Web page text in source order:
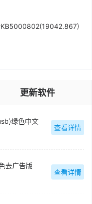
KB5000802(19042.867)
更新软件
绿色中文
查看详情
去广告版
查看详情